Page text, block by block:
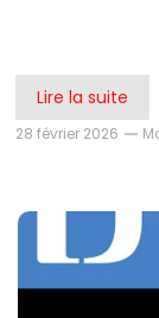
Lire la suite
28 février 2026